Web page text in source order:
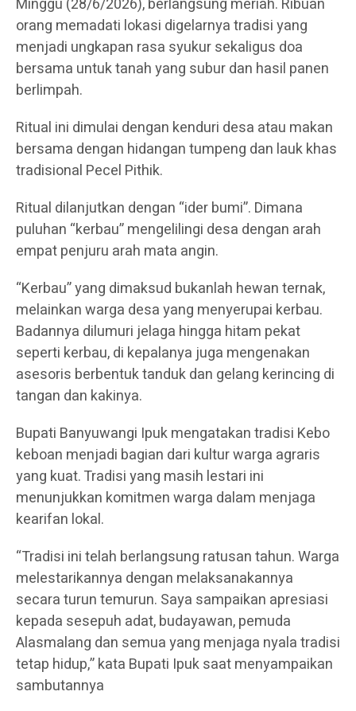
orang memadati lokasi digelarnya tradisi yang
menjadi ungkapan rasa syukur sekaligus doa
bersama untuk tanah yang subur dan hasil panen
berlimpah.
Ritual ini dimulai dengan kenduri desa atau makan
bersama dengan hidangan tumpeng dan lauk khas
tradisional Pecel Pithik.
Ritual dilanjutkan dengan “ider bumi”. Dimana
puluhan “kerbau” mengelilingi desa dengan arah
empat penjuru arah mata angin.
“Kerbau” yang dimaksud bukanlah hewan ternak,
melainkan warga desa yang menyerupai kerbau.
Badannya dilumuri jelaga hingga hitam pekat
seperti kerbau, di kepalanya juga mengenakan
asesoris berbentuk tanduk dan gelang kerincing di
tangan dan kakinya.
Bupati Banyuwangi Ipuk mengatakan tradisi Kebo
keboan menjadi bagian dari kultur warga agraris
yang kuat. Tradisi yang masih lestari ini
menunjukkan komitmen warga dalam menjaga
kearifan lokal.
“Tradisi ini telah berlangsung ratusan tahun. Warga
melestarikannya dengan melaksanakannya
secara turun temurun. Saya sampaikan apresiasi
kepada sesepuh adat, budayawan, pemuda
Alasmalang dan semua yang menjaga nyala tradisi
tetap hidup,” kata Bupati Ipuk saat menyampaikan
sambutannya